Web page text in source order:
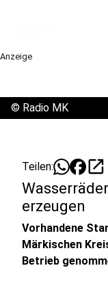
Anzeige
© Radio MK
Teilen: open_in_new
erzeugen
Vorhandene
Märkischen
Betrieb